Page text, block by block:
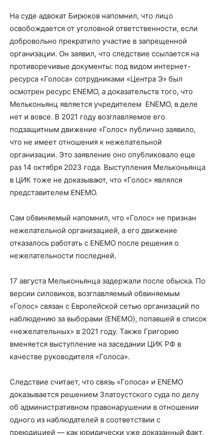
На суде адвокат Бирюков напомнил, что лицо
освобождается от уголовной ответственности, если
добровольно прекратило участие в запрещенной
организации. Он заявил, что следствие ссылается на
противоречивые документы: под видом интернет-
ресурса «Голоса» сотрудниками «Центра Э» был
осмотрен ресурс ENEMO, а доказательств того, что
Мельконьянц является учредителем ENEMO, в деле
нет и вовсе. В 2021 году возглавляемое его
подзащитным движение «Голос» публично заявило,
что не имеет отношения к нежелательной
организации. Это заявление оно опубликовало еще
раз 14 октября 2023 года. Выступления Мельконьянца
в ЦИК тоже не доказывают, что «Голос» являлся
представителем ENEMO.
Сам обвиняемый напомнил, что «Голос» не признан
нежелательной организацией, а его движение
отказалось работать с ENEMO после решения о
нежелательности последней.
17 августа Мельконьянца задержали после обыска. По
версии силовиков, возглавляемый обвиняемым
«Голос» связан с Европейской сетью организаций по
наблюдению за выборами (ENEMO), попавшей в список
«нежелательных» в 2021 году. Также Григорию
вменяется выступление на заседании ЦИК РФ в
качестве руководителя «Голоса».
Следствие считает, что связь «Голоса» и ENEMO
доказывается решением Златоустского суда по делу
об административном правонарушении в отношении
одного из наблюдателей в соответствии с
преюдицией — как юридически уже доказанный факт.